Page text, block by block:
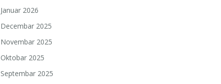
Januar 2026
Decembar 2025
Novembar 2025
Oktobar 2025
Septembar 2025